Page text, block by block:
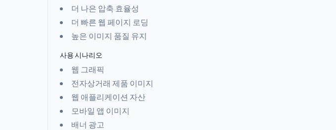
더 나은 압축 효율성
더 빠른 웹 페이지 로딩
높은 이미지 품질 유지
사용 시나리오
웹 그래픽
전자상거래 제품 이미지
웹 애플리케이션 자산
모바일 앱 이미지
배너 광고